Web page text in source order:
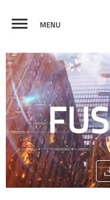
MENU
FUSIONEFECTOS
VISUALES
REALIDAD
VIRTUAL